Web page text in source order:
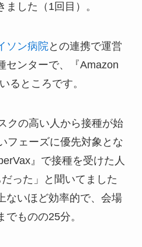
した（1回目）。
ソン病院との連携で運営
センターで、『Amazon
るところです。
クの高い人から接種が始
フェーズに優先対象とな
』で接種を受けた人
った」と聞いてました
ないほど効率的で、会場
ものの25分。